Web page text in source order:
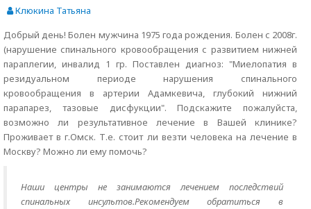
Клюкина Татьяна
Добрый день! Болен мужчина 1975 года рождения. Болен с 2008г.
(нарушение спинального кровообращения с развитием нижней
параплегии, инвалид 1 гр. Поставлен диагноз: "Миелопатия в
резидуальном периоде нарушения спинального
кровообращения в артерии Адамкевича, глубокий нижний
парапарез, тазовые дисфукции". Подскажите пожалуйста,
возможно ли результативное лечение в Вашей клинике?
Проживает в г.Омск. Т.е. стоит ли везти человека на лечение в
Москву? Можно ли ему помочь?
Наши центры не занимаются лечением последствий
спинальных инсультов.Рекомендуем обратиться в